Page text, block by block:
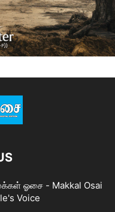
ஓசை - Makkal Osai
Voice